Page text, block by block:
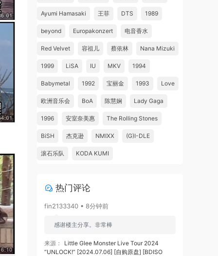
Ayumi Hamasaki 王菲 DTS 1989
beyond Europakonzert 电音香水
Red Velvet 容祖儿 蔡依林 Nana Mizuki
1999 LiSA IU MKV 1994
Babymetal 1992 宝丽金 1993 Love
欧洲音乐会 BoA 陈慧娴 Lady Gaga
1996 安室奈美惠 The Rolling Stones
BiSH 杰克逊 NMIXX (G)I-DLE
滚石乐队 KODA KUMI
热门评论
fin2133340 • 8分钟前
感谢楼主分享。非常棒
来源：
Little Glee Monster Live Tour 2024
“UNLOCK!” [2024.07.06] [自购原盘] [BDISO